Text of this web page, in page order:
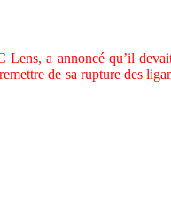
a annoncé qu’il
de sa rupture des